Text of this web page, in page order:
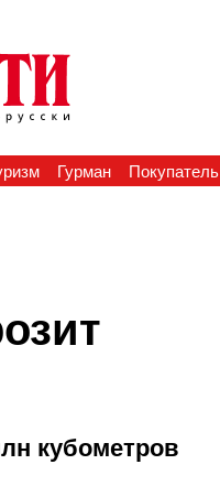
Гурман Покупатель
кубометров